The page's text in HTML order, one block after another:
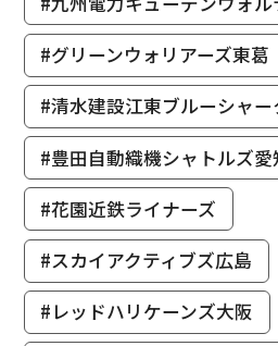
#グリーンウォリアーズ東葛
#清水建設江東ブルーシャー
#豊田自動織機シャトルズ愛
#花園近鉄ライナーズ
#スカイアクティブズ広島
#レッドハリケーンズ大阪